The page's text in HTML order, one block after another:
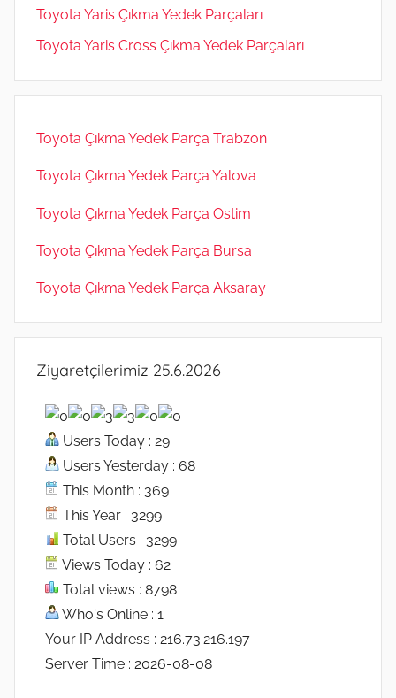
Toyota Yaris Çıkma Yedek Parçaları
Toyota Yaris Cross Çıkma Yedek Parçaları
Toyota Çıkma Yedek Parça Trabzon
Toyota Çıkma Yedek Parça Yalova
Toyota Çıkma Yedek Parça Ostim
Toyota Çıkma Yedek Parça Bursa
Toyota Çıkma Yedek Parça Aksaray
Ziyaretçilerimiz 25.6.2026
Users Today : 29
Users Yesterday : 68
This Month : 369
This Year : 3299
Total Users : 3299
Views Today : 62
Total views : 8798
Who's Online : 1
Your IP Address : 216.73.216.197
Server Time : 2026-08-08